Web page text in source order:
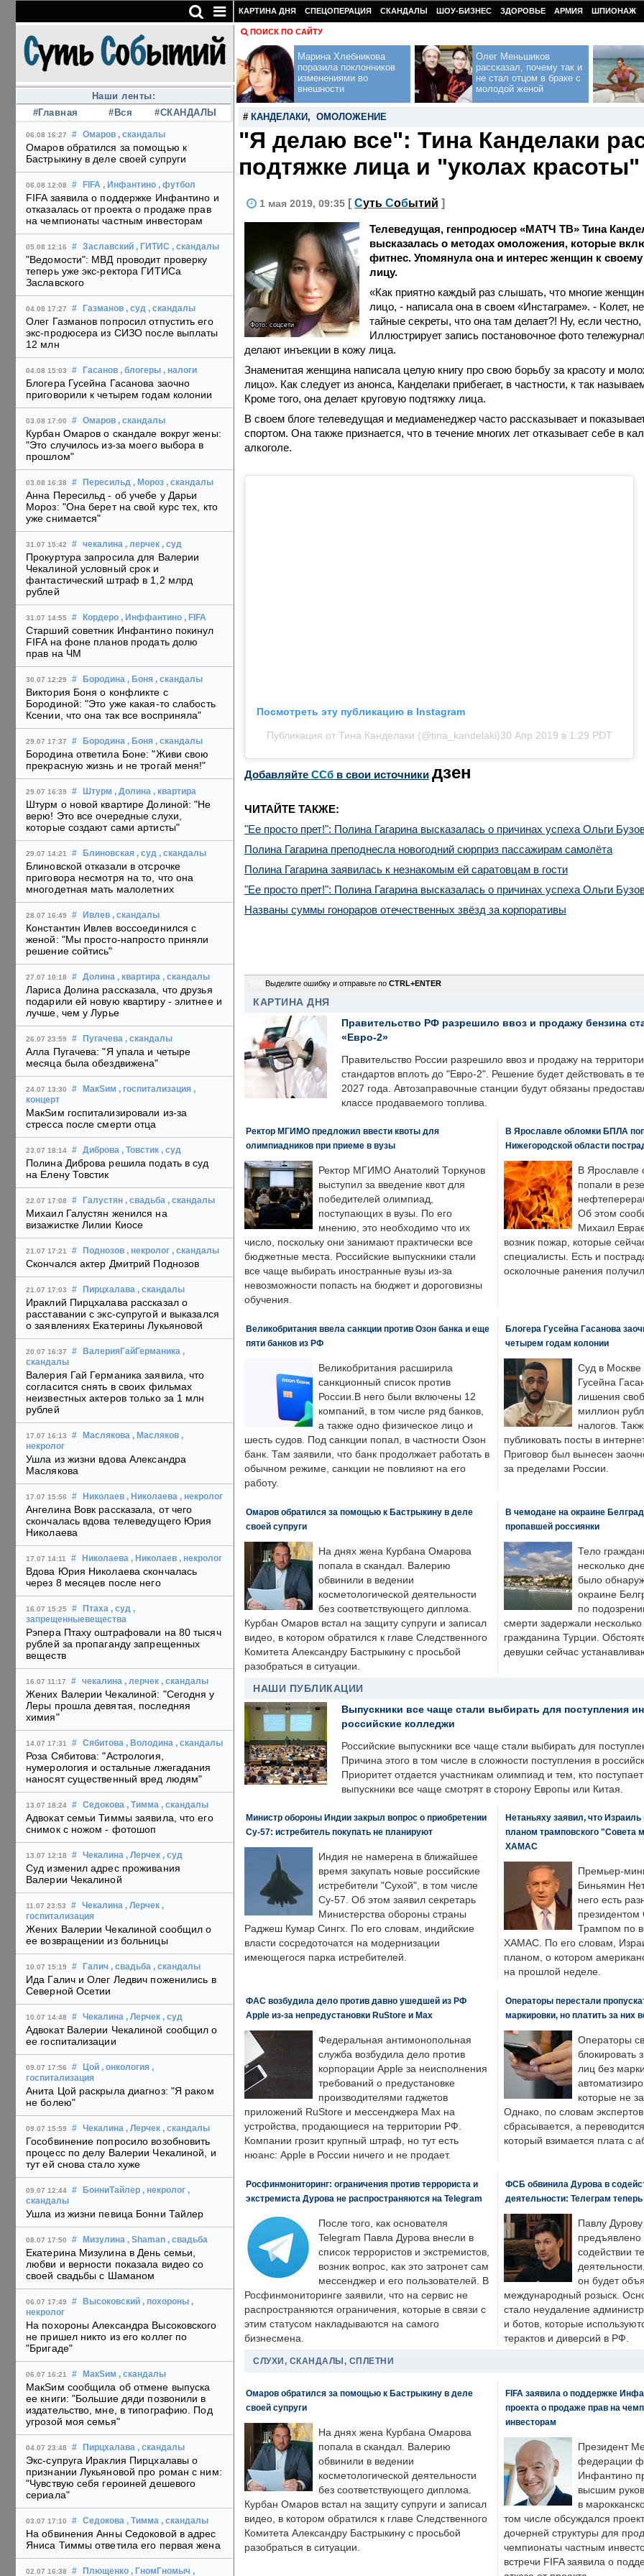
Наши ленты:
#Главная
#Вся #СКАНДАЛЫ
06.08 16:27 # Омаров , скандалы
Омаров обратился за помощью к
Бастрыкину в деле своей супруги
06.08 12:08 # FIFA , Инфантино , футбол
FIFA заявила о поддержке Инфантино и
отказалась от проекта о продаже прав
на чемпионаты частным инвесторам
05.08 12:16 # Заславский , ГИТИС , скандалы
"Ведомости": МВД проводит проверку
теперь уже экс-ректора ГИТИСа
Заславского
04.08 17:27 # Газманов , суд , скандалы
Олег Газманов попросил отпустить его
экс-продюсера из СИЗО после выплаты
12 млн
04.08 15:03 # Гасанов , блогеры , налоги
Блогера Гусейна Гасанова заочно
приговорили к четырем годам колонии
03.08 17:00 # Омаров , скандалы
Курбан Омаров о скандале вокруг жены:
"Это случилось из-за моего выбора в
прошлом"
03.08 16:38 # Пересильд , Мороз , скандалы
Анна Пересильд - об учебе у Дарьи
Мороз: "Она берет на свой курс тех, кто
уже снимается"
31.07 15:42 # чекалина , лерчек , суд
Прокуртура запросила для Валерии
Чекалиной условный срок и
фантастический штраф в 1,2 млрд
рублей
31.07 14:55 # Кордеро , Инффантино , FIFA
Старший советник Инфантино покинул
FIFA на фоне планов продать долю
прав на ЧМ
30.07 12:29 # Бородина , Боня , скандалы
Виктория Боня о конфликте с
Бородиной: "Это уже какая-то слабость
Ксении, что она так все восприняла"
29.07 17:37 # Бородина , Боня , скандалы
Бородина ответила Боне: "Живи свою
прекрасную жизнь и не трогай меня!"
29.07 16:39 # Штурм , Долина , квартира
Штурм о новой квартире Долиной: "Не
верю! Это все очередные слухи,
которые создают сами артисты"
29.07 14:21 # Блиновская , суд , скандалы
Блиновской отказали в отсрочке
приговора несмотря на то, что она
многодетная мать малолетних
28.07 16:49 # Ивлев , скандалы
Константин Ивлев воссоединился с
женой: "Мы просто-напросто приняли
решение сойтись"
27.07 10:18 # Долина , квартира , скандалы
Лариса Долина рассказала, что друзья
подарили ей новую квартиру - элитнее и
лучше, чем у Лурье
26.07 23:59 # Пугачева , скандалы
Алла Пугачева: "Я упала и четыре
месяца была обездвижена"
24.07 13:30 # МакSим , госпитализация ,
концерт
МакSим госпитализировали из-за
стресса после смерти отца
23.07 18:14 # Диброва , Товстик , суд
Полина Диброва решила подать в суд
на Елену Товстик
22.07 17:08 # Галустян , свадьба , скандалы
Михаил Галустян женился на
визажистке Лилии Киосе
21.07 17:21 # Поднозов , некролог , скандалы
Скончался актер Дмитрий Поднозов
21.07 17:03 # Пирцхалава , скандалы
Ираклий Пирцхалава рассказал о
расставании с экс-супругой и выказался
о заявлениях Екатерины Лукьяновой
20.07 16:37 # ВалерияГайГерманика ,
скандалы
Валерия Гай Германика заявила, что
согласится снять в своих фильмах
неизвестных актеров только за 1 млн
рублей
17.07 16:13 # Маслякова , Масляков ,
некролог
Ушла из жизни вдова Александра
Маслякова
17.07 15:56 # Николаев , Николаева , некролог
Ангелина Вовк рассказала, от чего
скончалась вдова телеведущего Юрия
Николаева
17.07 14:11 # Николаева , Николаев , некролог
Вдова Юрия Николаева скончалась
через 8 месяцев после него
16.07 15:25 # Птаха , суд ,
запрещенныевещества
Рэпера Птаху оштрафовали на 80 тысяч
рублей за пропаганду запрещенных
веществ
16.07 11:17 # чекалина , лерчек , скандалы
Жених Валерии Чекалиной: "Сегодня у
Леры прошла девятая, последняя
химия"
14.07 17:31 # Сябитова , Володина , скандалы
Роза Сябитова: "Астрология,
нумерология и остальные лжегадания
наносят существенный вред людям"
13.07 18:24 # Седокова , Тимма , скандалы
Адвокат семьи Тиммы заявила, что его
снимок с ножом - фотошоп
13.07 12:18 # Чекалина , Лерчек , суд
Суд изменил адрес проживания
Валерии Чекалиной
11.07 23:53 # Чекалина , Лерчек ,
госпитализация
Жених Валерии Чекалиной сообщил о
ее возвращении из больницы
10.07 15:19 # Галич , свадьба , скандалы
Ида Галич и Олег Ледвич поженились в
Северной Осетии
10.07 14:48 # Чекалина , Лерчек , суд
Адвокат Валерии Чекалиной сообщил о
ее госпитализации
09.07 17:56 # Цой , онкология ,
госпитализация
Анита Цой раскрыла диагноз: "Я раком
не болею"
09.07 15:59 # Чекалина , Лерчек , скандалы
Гособвинение попросило возобновить
процесс по делу Валерии Чекалиной, и
тут ей снова стало хуже
09.07 12:44 # БонниТайлер , некролог ,
скандалы
Ушла из жизни певица Бонни Тайлер
08.07 17:50 # Мизулина , Shaman , свадьба
Екатерина Мизулина в День семьи,
любви и верности показала видео со
своей свадьбы с Шаманом
06.07 17:49 # Высоковский , похороны ,
некролог
На похороны Александра Высоковского
не пришел никто из его коллег по
"Бригаде"
06.07 16:21 # МакSим , скандалы
МакSим сообщила об отмене выпуска
ее книги: "Большие дяди позвонили в
издательство, мне, в типографию. Под
угрозой моя семья"
04.07 23:48 # Пирцхалава , скандалы
Экс-супруга Ираклия Пирцхалавы о
признании Лукьяновой про роман с ним:
"Чувствую себя героиней дешевого
сериала"
03.07 17:10 # Седокова , Тимма , скандалы
На обвинения Анны Седоковой в адрес
Яниса Тиммы ответила его первая жена
02.07 16:38 # Плющенко , ГномГномыч ,
КАРТИНА ДНЯ СПЕЦОПЕРАЦИЯ СКАНДАЛЫ ШОУ-БИЗНЕС ЗДОРОВЬЕ АРМИЯ ШПИОНАЖ
ПОИСК ПО САЙТУ
Марина Хлебникова
поразила поклонников
изменениями во
внешности
Олег Меньшиков
рассказал, почему так и
не стал отцом в браке с
молодой женой
# КАНДЕЛАКИ , ОМОЛОЖЕНИЕ
"Я делаю все": Тина Канделаки
подтяжке лица и "уколах красоты"
1 мая 2019, 09:35 [ Суть Событий ]
Фото: соцсети
Телеведущая, генпродюсер «МАТЧ ТВ» Тина
высказалась о методах омоложения, которые
фитнес. Упомянула она и интерес женщин к
лицу.
«Как приятно каждый раз слышать, что многие
лицо, - написала она в своем «Инстаграме». - Колет,
тайные секреты, что она там делает?! Ну, если
Иллюстрирует запись постановочное фото
делают инъекции в кожу лица.
Знаменитая женщина написала целую книгу про свою борьбу за красоту и
лицо». Как следует из анонса, Канделаки прибегает, в частности, к так
Кроме того, она делает круговую подтяжку лица.
В своем блоге телеведущая и медиаменеджер часто рассказывает и
спортом. Она также признается, что в течение многих лет отказывает себе в
алкоголе.
Посмотреть эту публикацию в Instagram
Публикация от Тина Канделаки (@tina_kandelaki)30 Апр 2019 в 1:29 PDT
Добавляйте CСб в свои источники дзен
ЧИТАЙТЕ ТАКЖЕ:
"Ее просто прет!": Полина Гагарина высказалась о причинах успеха Ольги
Полина Гагарина преподнесла новогодний сюрприз пассажирам самолёта
Полина Гагарина заявилась к незнакомым ей саратовцам в гости
"Ее просто прет!": Полина Гагарина высказалась о причинах успеха Ольги
Названы суммы гонораров отечественных звёзд за корпоративы
Выделите ошибку и отправьте по CTRL+ENTER
КАРТИНА ДНЯ
Правительство РФ разрешило ввоз и продажу бензина
«Евро-2»
Правительство России разрешило ввоз и продажу на
стандартов вплоть до "Евро-2". Решение будет действовать в
2027 года. Автозаправочные станции будут обязаны
классе продаваемого топлива.
Ректор МГИМО предложил ввести квоты для
олимпиадников при приеме в вузы
Ректор МГИМО Анатолий Торкунов
выступил за введение квот для
победителей олимпиад,
поступающих в вузы. По его
мнению, это необходимо что их
число, поскольку они занимают практически все
бюджетные места. Российские выпускники стали
все чаще выбирать иностранные вузы из-за
невозможности попасть на бюджет и дороговизны
обучения.
В Ярославле обломки БПЛА
Нижегородской области
В Ярославле
попали в
Об этом
Михаил
возник пожар, которые
специалисты. Есть и
осколочные ранения
Великобритания ввела санкции против Озон банка и еще
пяти банков из РФ
Великобритания расширила
санкционный список против
России.В него были включены 12
компаний, в том числе ряд банков,
а также одно физическое лицо и
шесть судов. Под санкции попал, в частности Озон
банк. Там заявили, что банк продолжает работать в
обычном режиме, санкции не повлияют на его
работу.
Блогера Гусейна Гасанова
четырем годам колонии
Суд в Москве
Гусейна
лишения
миллион
налогов.
публиковать посты в
Приговор был вынесен
за пределами России.
Омаров обратился за помощью к Бастрыкину в деле
своей супруги
На днях жена Курбана Омарова
попала в скандал. Валерию
обвинили в ведении
косметологической деятельности
без соответствующего диплома.
Курбан Омаров встал на защиту супруги и записал
видео, в котором обратился к главе Следственного
Комитета Александру Бастрыкину с просьбой
разобраться в ситуации.
В чемодане на окраине
пропавшей россиянки
Тело
несколько
было
окраине
по
смерти задержали
гражданина Турции.
девушки сейчас
НАШИ ПУБЛИКАЦИИ
Выпускники все чаще стали выбирать для поступления
российские колледжи
Российские выпускники все чаще стали выбирать для
Причина этого в том числе в сложности поступления в
Приоритет отдается участникам олимпиад и тем, кто
выпускники все чаще смотрят в сторону Европы или Китая.
Министр обороны Индии закрыл вопрос о приобретении
Су-57: истребитель покупать не планируют
Индия не намерена в ближайшее
время закупать новые российские
истребители "Сухой", в том числе
Су-57. Об этом заявил секретарь
Министерства обороны страны
Раджеш Кумар Сингх. По его словам, индийские
власти сосредоточатся на модернизации
имеющегося парка истребителей.
Нетаньяху заявил, что
планом трамповского "Совета
ХАМАС
Премьер-
Биньямин
него есть
Трампом по
ХАМАС. По его словам,
планом, о котором
на прошлой неделе.
ФАС возбудила дело против давно ушедшей из РФ
Apple из-за непредустановки RuStore и Max
Федеральная антимонопольная
служба возбудила дело против
корпорации Apple за неисполнения
требований о предустановке
производителями гаджетов
приложений RuStore и мессенджера Max на
устройства, продающиеся на территории РФ.
Компании грозит крупный штраф, но тут есть
нюанс: Apple в России ничего и не продает.
Операторы перестали
маркировки, но платить за них
Операторы
блокировать
лиц без
которые не
Однако, по словам
сбрасывается, а
который взимается плата с
Росфинмониторинг: ограничения против террориста и
экстремиста Дурова не распространяются на Telegram
После того, как основателя
Telegram Павла Дурова внесли в
список террористов и экстремистов,
возник вопрос, как это затронет сам
мессенджер и его пользователей. В
Росфинмониторинге заявили, что на сервис не
распространяются ограничения, которые в связи с
этим статусом накладываются на самого
бизнесмена.
ФСБ обвинила Дурова в
деятельности: Телеграм
Павлу
предъявлено
содействии
он будет
международный розыск.
стало неудаление
и ботов, которые
терактов и диверсий в РФ.
СЛУХИ, СКАНДАЛЫ, СПЛЕТНИ
Омаров обратился за помощью к Бастрыкину в деле
своей супруги
На днях жена Курбана Омарова
попала в скандал. Валерию
обвинили в ведении
косметологической деятельности
без соответствующего диплома.
Курбан Омаров встал на защиту супруги и записал
видео, в котором обратился к главе Следственного
Комитета Александру Бастрыкину с просьбой
разобраться в ситуации.
FIFA заявила о поддержке
проекта о продаже прав на
инвесторам
Президент
федерации
Инфантино
высшим
в
том числе обсуждался
дочерней структуры для
чемпионаты частным
встречи FIFA заявила о